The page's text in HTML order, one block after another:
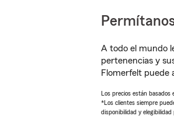
A todo el mundo
pertenencias y
Flomerfelt puede
Los precios están basados
*Los clientes siempre
disponibilidad y